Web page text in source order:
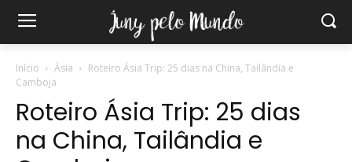
Início Ásia
Roteiro Ásia Trip: 25 dias na China, Tailândia e
Camboja
Roteiro Ásia Trip: 25 dias
na China, Tailândia e